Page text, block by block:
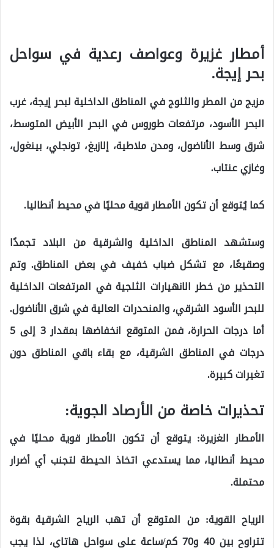
أمطار غزيرة وعواصف رعدية في سواحل
بحر إيجة.
مزيج من المطر والثلوج في المناطق الداخلية لبحر إيجة، غرب
البحر الأسود، مرتفعات طوروس في البحر الأبيض المتوسط،
شرق وسط الأناضول، ومدن ملاطية، إلازيغ، تونجلي، بينغول،
وغازي عنتاب.
كما يُتوقع أن تكون الأمطار قوية محليًا في محيط أنطاليا.
وستشهد المناطق الداخلية والشرقية من البلاد تجمدًا
وصقيعًا، مع تشكل ضباب خفيف في بعض المناطق. وتم
التحذير من خطر الانهيارات الثلجية في المرتفعات الداخلية
للبحر الأسود الشرقي، والمنحدرات العالية في شرق الأناضول.
أما درجات الحرارة، فمن المتوقع انخفاضها بمقدار 3 إلى 5
درجات في المناطق الشرقية، مع بقاء باقي المناطق دون
تغيرات كبيرة.
تحذيرات خاصة من الأرصاد الجوية:
الأمطار الغزيرة: يتوقع أن تكون الأمطار قوية محليًا في
محيط أنطاليا، مما يستدعي اتخاذ الحيطة لتجنب أي أضرار
محتملة.
الرياح القوية: من المتوقع أن تهب الرياح الشرقية بقوة
تتراوح بين 40 و70 كم/ساعة على سواحل هاتاي، لذا يجب